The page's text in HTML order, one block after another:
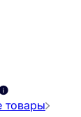
товары